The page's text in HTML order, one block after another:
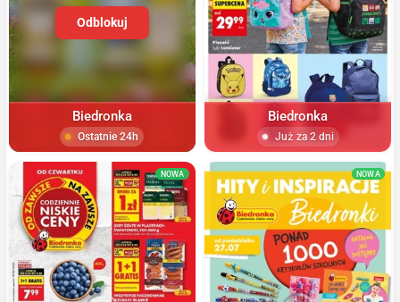
Odblokuj
Biedronka
Ostatnie 24h
Biedronka
Już za 2 dni
NOWA NOWA